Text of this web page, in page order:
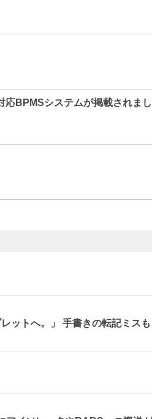
応BPMSシステムが掲載されま
ットへ。」 手書きの転記ミス